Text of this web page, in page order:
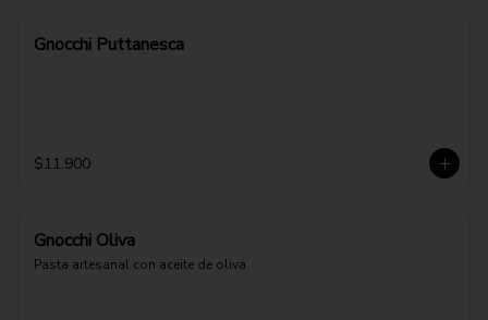
Gnocchi Puttanesca
$11.900
Gnocchi Oliva
Pasta artesanal con aceite de oliva